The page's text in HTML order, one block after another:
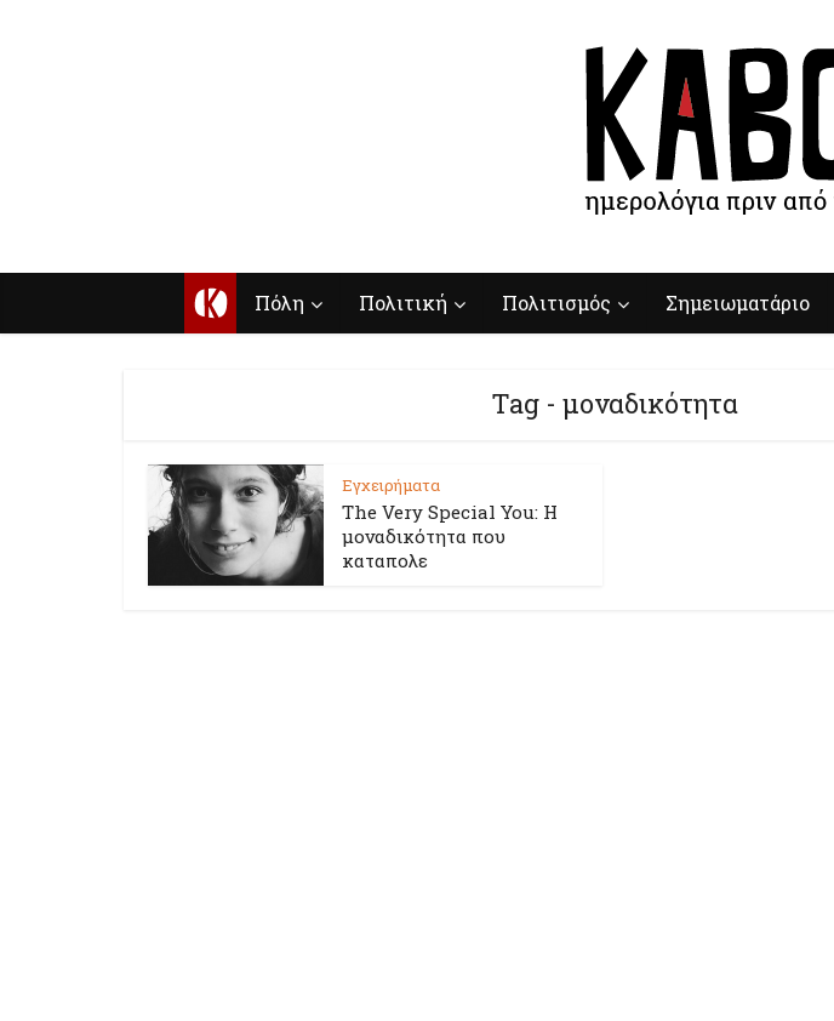
Κ Πόλη Πολιτική Πολιτισμός Σημειωματάριο
Tag - μοναδικότητα
Εγχειρήματα
The Very Special You: Η
μοναδικότητα που
καταπολε